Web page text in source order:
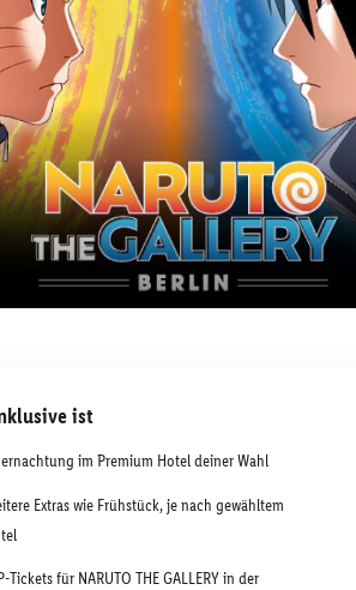
ist
im Premium Hotel deiner Wahl
Extras wie Frühstück, je nach gewähltem
Tickets für NARUTO THE GALLERY in der